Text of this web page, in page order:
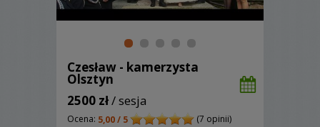
Czesław - kamerzysta
Olsztyn
2500 zł/ sesja
Ocena: 5,00 / 5
(7 opinii)